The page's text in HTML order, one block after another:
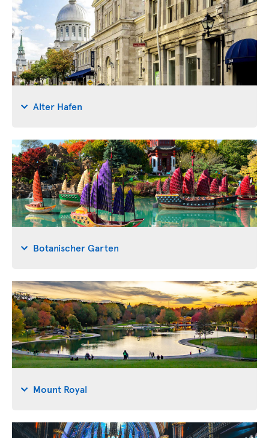
Alter Hafen
Botanischer Garten
Mount Royal